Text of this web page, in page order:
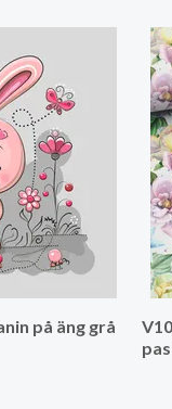
på äng grå